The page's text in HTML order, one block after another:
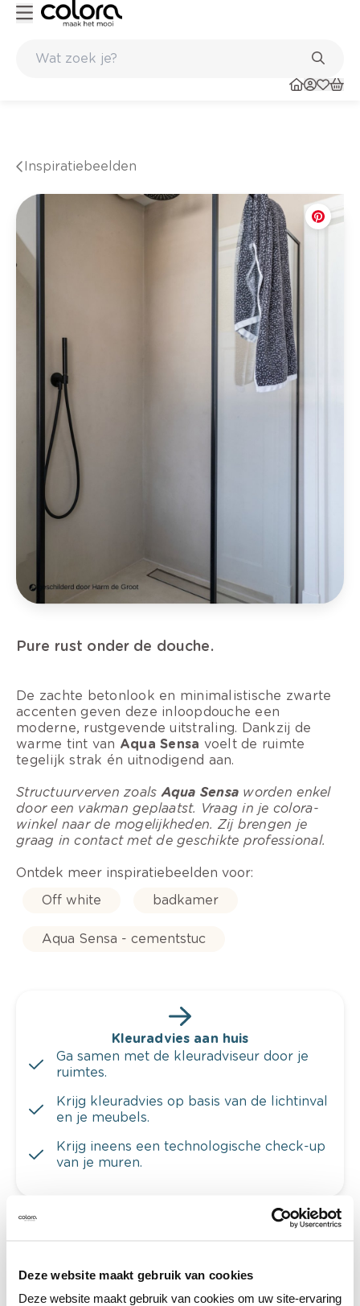
Deze website maakt gebruik van cookies
Deze website maakt gebruik van cookies om uw site-ervaring
Inspiratiebeelden
Pure rust onder de douche.
De zachte betonlook en minimalistische zwarte
accenten geven deze inloopdouche een
moderne, rustgevende uitstraling. Dankzij de
warme tint van Aqua Sensa voelt de ruimte
tegelijk strak én uitnodigend aan.
Structuurverven zoals Aqua Sensa worden enkel
door een vakman geplaatst. Vraag in je colora-
winkel naar de mogelijkheden. Zij brengen je
graag in contact met de geschikte professional.
Ontdek meer inspiratiebeelden voor:
Off white
badkamer
Aqua Sensa - cementstuc
Kleuradvies aan huis
Ga samen met de kleuradviseur door je
ruimtes.
Krijg kleuradvies op basis van de lichtinval
en je meubels.
Krijg ineens een technologische check-up
van je muren.
Ontdek er kleurechte stalen van je
kleurenselectie.